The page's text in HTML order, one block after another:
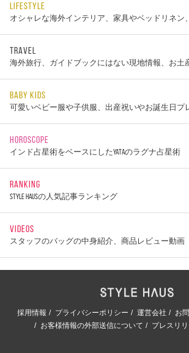
LIFESTYLE
オシャレな海外インテリア、家具やベッドリネン
TRAVEL
海外旅行、ガイドブックにはない現地情報、お土
BABY KIDS
可愛いベビー服や子供服、出産祝いやお誕生日プ
HOROSCOPE
インド占星術をベースにしたYATAのラグナ占星術
RANKING
STYLE HAUSの人気記事ランキング
VIDEOS
スタッフのバッグの中身紹介、商品レビュー動画
採用情報 プライバシーポリシー 運営会社 お
お客様情報の外部送信について
プレスリ